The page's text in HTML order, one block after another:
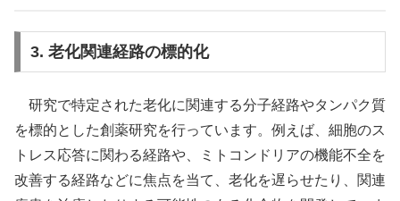
3. 老化関連経路の標的化
研究で特定された老化に関連する分子経路やタンパク質
を標的とした創薬研究を行っています。例えば、細胞のス
トレス応答に関わる経路や、ミトコンドリアの機能不全を
改善する経路などに焦点を当て、老化を遅らせたり、関連